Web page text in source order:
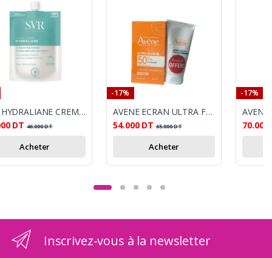
SVR HYDRALIANE CREME LEGERE 50ML
DT 46.000DT
Acheter
-17%
AVENE ECRAN ULTRA FLUID INVISIBLE SPF50+ 50ML + APRES SOLEIL OFFERT
54.000 DT 65.000DT
Acheter
-17%
70.001
Inscrivez-vous à la newsletter